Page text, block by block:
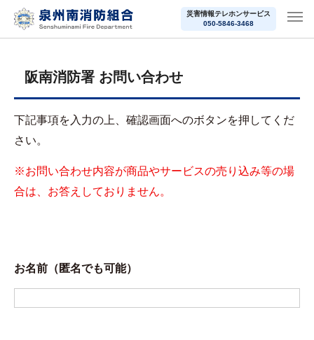
災害情報テレホンサービス
050-5846-3468
阪南消防署 お問い合わせ
下記事項を入力の上、確認画面へのボタンを押してくだ
さい。
※お問い合わせ内容が商品やサービスの売り込み等の場
合は、お答えしておりません。
お名前（匿名でも可能）